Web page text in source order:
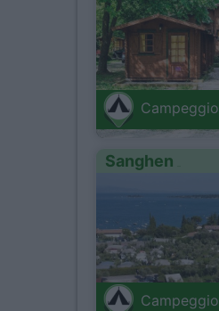
Campeggio
Sanghen
Campeggio